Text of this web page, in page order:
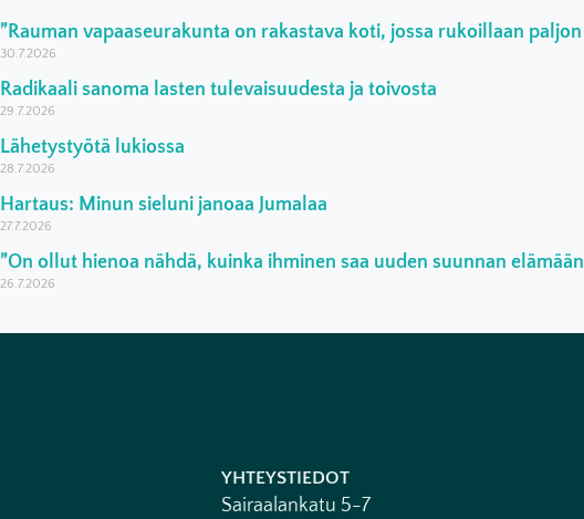
”Rauman vapaaseurakunta on rakastava koti, jossa rukoillaan
30.7.2026
Radikaali sanoma lasten tulevaisuudesta ja toivosta
29.7.2026
Lähetystyötä lukiossa
28.7.2026
Hartaus: Minun sieluni janoaa Jumalaa
27.7.2026
”On ollut hienoa nähdä, kuinka ihminen saa uuden suunnan
26.7.2026
YHTEYSTIEDOT
Sairaalankatu 5-7